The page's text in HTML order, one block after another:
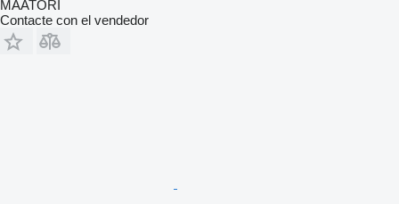
MAATORI
Contacte con el vendedor